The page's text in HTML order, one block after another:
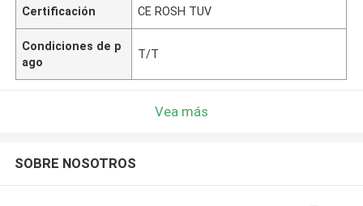
Certificación CE ROSH TUV
Condiciones de p
ago
T/T
Vea más
SOBRE NOSOTROS